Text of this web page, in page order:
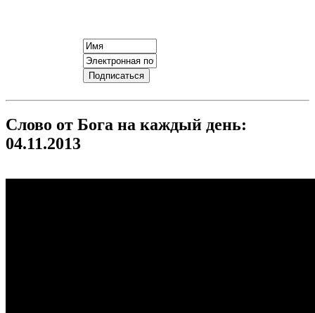
Слово от Бога на каждый день:
04.11.2013